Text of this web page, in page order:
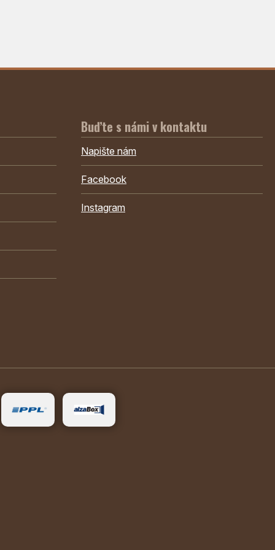
Buďte s námi v kontaktu
Napište nám
Facebook
Instagram